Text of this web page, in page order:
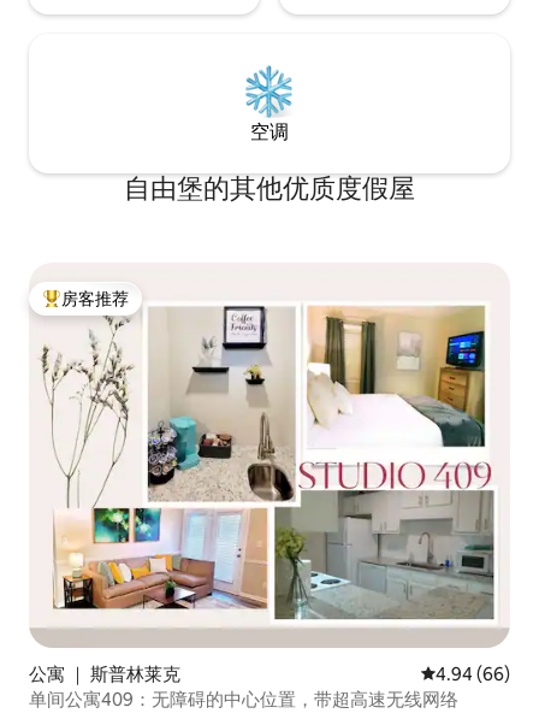
空调
自由堡的其他优质度假屋
热门「房客推荐」
房客推荐
公寓 ｜ 斯普林莱克 平均评分 4.94
4.94 (66)
单间公寓409：无障碍的中心位置，带超高速无线网络